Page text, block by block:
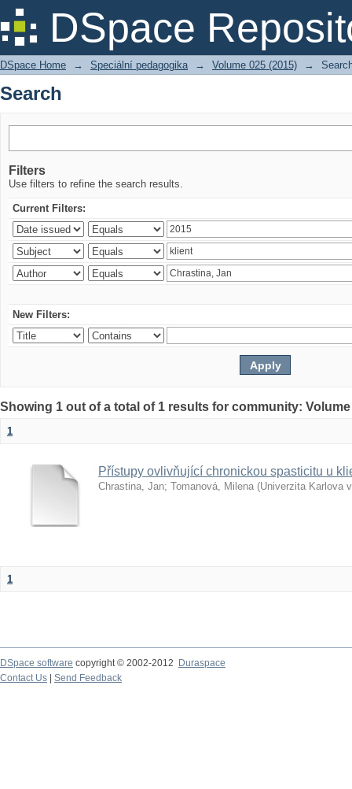
DSpace
Search
DSpace Home → Speciální pedagogika → Volume 025 (2015) →
Search
Filters
Use filters to refine the search results.
Current Filters:
New Filters:
Showing 1 out of a total of 1 results for community:
1
Přístupy ovlivňující chronickou spasticitu u
Chrastina, Jan; Tomanová, Milena (Univerzita Karlova
1
DSpace software copyright © 2002-2012
Duraspace
Contact Us
Send Feedback